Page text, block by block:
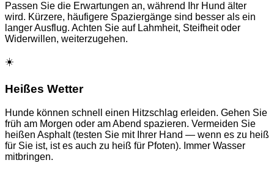
Passen Sie die Erwartungen an, während Ihr Hund älter
wird. Kürzere, häufigere Spaziergänge sind besser als ein
langer Ausflug. Achten Sie auf Lahmheit, Steifheit oder
Widerwillen, weiterzugehen.
☀️
Heißes Wetter
Hunde können schnell einen Hitzschlag erleiden. Gehen Sie
früh am Morgen oder am Abend spazieren. Vermeiden Sie
heißen Asphalt (testen Sie mit Ihrer Hand — wenn es zu heiß
für Sie ist, ist es auch zu heiß für Pfoten). Immer Wasser
mitbringen.